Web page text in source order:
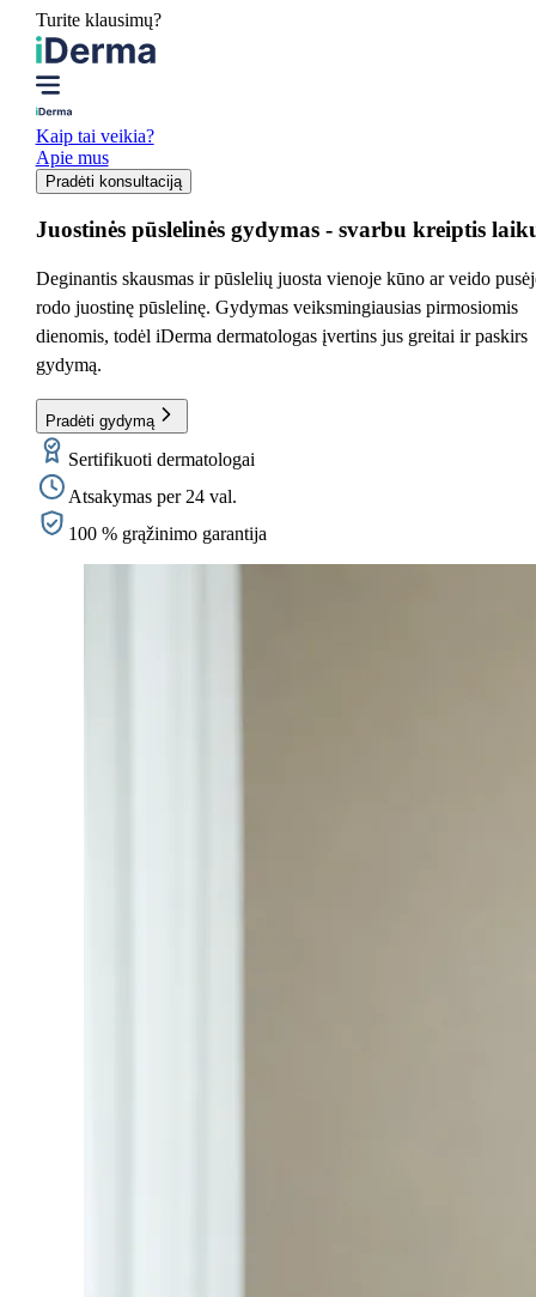
Turite klausimų?
Kaip tai veikia?
Apie mus
Pradėti konsultaciją
Juostinės pūslelinės gydymas - svarbu kreiptis
Deginantis skausmas ir pūslelių juosta vienoje kūno ar veido
rodo juostinę pūslelinę. Gydymas veiksmingiausias pirmosiomis
dienomis, todėl iDerma dermatologas įvertins jus greitai ir paskirs
gydymą.
Pradėti gydymą
Sertifikuoti dermatologai
Atsakymas per 24 val.
100 % grąžinimo garantija